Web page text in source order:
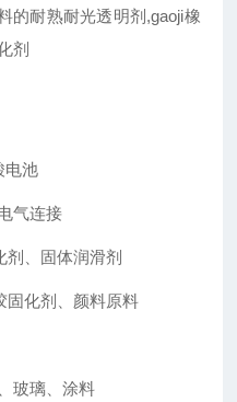
的耐熟耐光透明剂,gaoji橡
剂
电池
气连接
剂、固体润滑剂
固化剂、颜料原料
玻璃、涂料